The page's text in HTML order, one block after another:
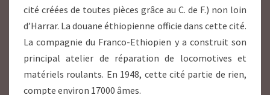
cité créées de toutes pièces grâce au C. de F.) non loin
d’Harrar. La douane éthiopienne officie dans cette cité.
La compagnie du Franco-Ethiopien y a construit son
principal atelier de réparation de locomotives et
matériels roulants. En 1948, cette cité partie de rien,
compte environ 17000 âmes.